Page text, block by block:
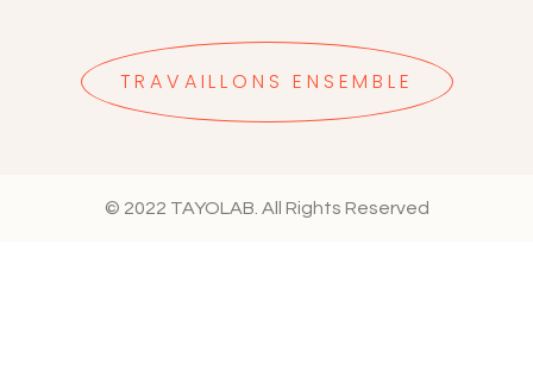
TRAVAILLONS ENSEMBLE
© 2022 TAYOLAB. All Rights Reserved